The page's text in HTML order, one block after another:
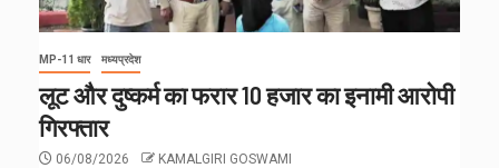
MP-11 धार मध्यप्रदेश
लूट और दुष्कर्म का फरार 10 हजार का इनामी आरोपी
गिरफ्तार
06/08/2026 KAMALGIRI GOSWAMI